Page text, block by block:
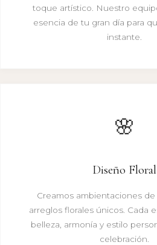
toque artístico. Nuestro
esencia de tu gran día para
instante.
🌸
Diseño Floral
Creamos ambientaciones
arreglos florales únicos. Cada
belleza, armonía y estilo
celebración.